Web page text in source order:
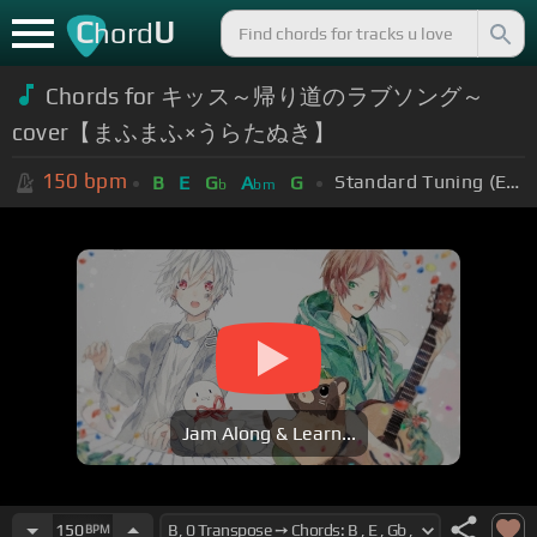
ChordU
Chords for キッス～帰り道のラブソング～
cover【まふまふ×うらたぬき】
150 bpm B E Gb Abm G Standard Tuning (EADGBE)
Jam Along & Learn...
150BPM